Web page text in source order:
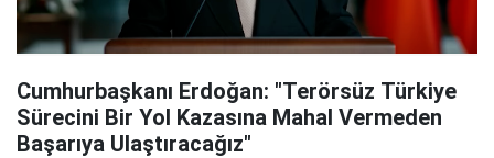
Cumhurbaşkanı Erdoğan: "Terörsüz Türkiye
Sürecini Bir Yol Kazasına Mahal Vermeden
Başarıya Ulaştıracağız"